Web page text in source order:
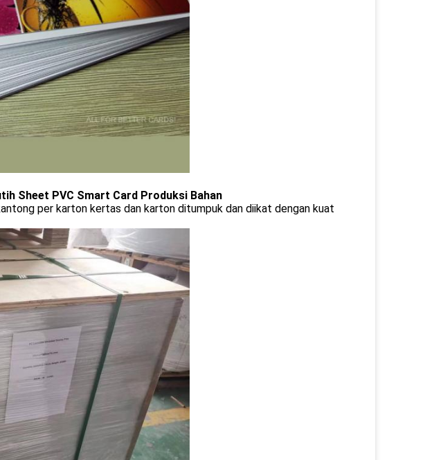
Sheet PVC Smart Card Produksi Bahan
per karton kertas dan karton ditumpuk dan diikat dengan kuat